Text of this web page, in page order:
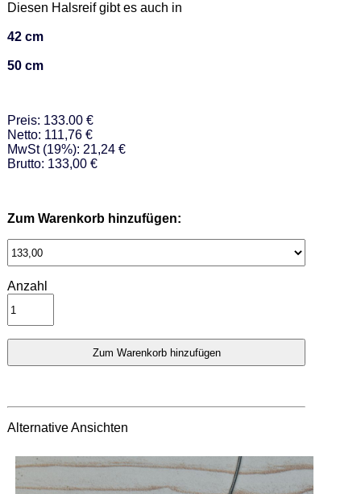
Diesen Halsreif gibt es auch in
42 cm
50 cm
Preis: 133.00 €
Netto: 111,76 €
MwSt (19%): 21,24 €
Brutto: 133,00 €
Zum Warenkorb hinzufügen:
Anzahl
Alternative Ansichten